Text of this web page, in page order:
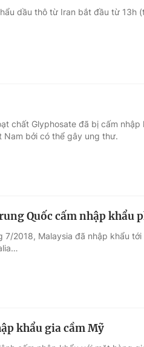
dầu thô từ Iran bắt đầu từ 13h
chất Glyphosate đã bị cấm nhập
bởi có thể gây ung thư.
Quốc cấm nhập khẩu
7/2018, Malaysia đã nhập khẩu
khẩu gia cầm Mỹ